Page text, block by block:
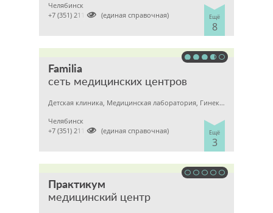
Ещё
8
Челябинск

+7 (351) 2110303 (единая справочная)
Familia
сеть медицинских центров
Детская клиника, Медицинская лаборатория, Гинекология
Ещё
3
Челябинск

+7 (351) 2112303 (единая справочная)
Практикум
медицинский центр